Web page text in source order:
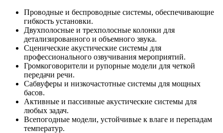
Проводные и беспроводные системы, обеспечивающие
гибкость установки.
Двухполосные и трехполосные колонки для
детализированного и объемного звука.
Сценические акустические системы для
профессионального озвучивания мероприятий.
Громкоговорители и рупорные модели для четкой
передачи речи.
Сабвуферы и низкочастотные системы для мощных
басов.
Активные и пассивные акустические системы для
любых задач.
Всепогодные модели, устойчивые к влаге и перепадам
температур.